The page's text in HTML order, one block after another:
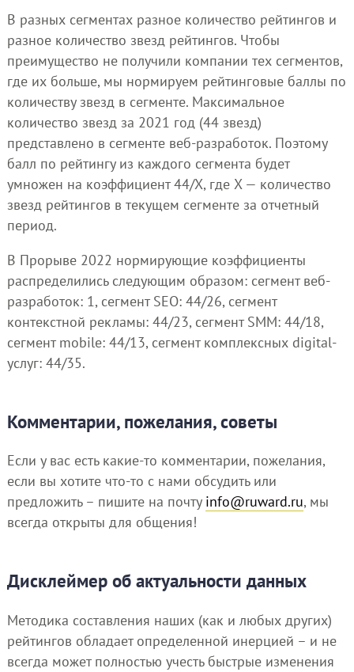
В разных сегментах разное количество рейтингов и
разное количество звезд рейтингов. Чтобы
преимущество не получили компании тех сегментов,
где их больше, мы нормируем рейтинговые баллы по
количеству звезд в сегменте. Максимальное
количество звезд за 2021 год (44 звезд)
представлено в сегменте веб-разработок. Поэтому
балл по рейтингу из каждого сегмента будет
умножен на коэффициент 44/X, где X — количество
звезд рейтингов в текущем сегменте за отчетный
период.
В Прорыве 2022 нормирующие коэффициенты
распределились следующим образом: сегмент веб-
разработок: 1, сегмент SEO: 44/26, сегмент
контекстной рекламы: 44/23, сегмент SMM: 44/18,
сегмент mobile: 44/13, сегмент комплексных digital-
услуг: 44/35.
Комментарии, пожелания, советы
Если у вас есть какие-то комментарии, пожелания,
если вы хотите что-то с нами обсудить или
предложить – пишите на почту info@ruward.ru, мы
всегда открыты для общения!
Дисклеймер об актуальности данных
Методика составления наших (как и любых других)
рейтингов обладает определенной инерцией – и не
всегда может полностью учесть быстрые изменения